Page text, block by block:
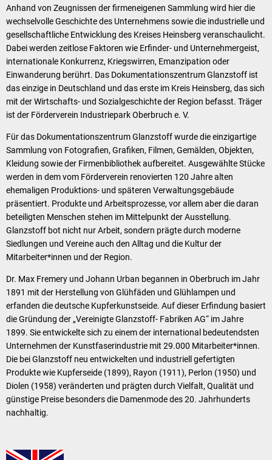
Anhand von Zeugnissen der firmeneigenen Sammlung wird hier die
wechsel­volle Geschichte des Unternehmens sowie die industrielle und
gesellschaftliche Entwicklung des Kreises Heinsberg veranschaulicht.
Dabei werden zeitlose Faktoren wie Erfinder- und Unternehmer­geist,
internationale Konkurrenz, Kriegswirren, Emanzipation oder
Einwanderung berührt. Das Dokumentationszentrum Glanzstoff ist
das einzige in Deutschland und das erste im Kreis Heinsberg, das sich
mit der Wirtschafts- und Sozialgeschichte der Region befasst. Träger
ist der Förderverein Industriepark Oberbruch e. V.
Für das Dokumentationszentrum Glanzstoff wurde die einzigartige
Sammlung von Fotografien, Grafiken, Filmen, Gemälden, Objekten,
Kleidung sowie der Firmenbibliothek aufbereitet. Ausgewählte Stücke
werden in dem vom Förderverein renovierten 120 Jahre alten
ehemaligen Produktions- und späteren Verwaltungsgebäude
präsentiert. Produkte und Arbeitsprozesse, vor allem aber die daran
beteiligten Menschen stehen im Mittelpunkt der Ausstellung.
Glanzstoff bot nicht nur Arbeit, sondern prägte durch moderne
Siedlungen und Vereine auch den Alltag und die Kultur der
Mitarbeiter*innen und der Region.
Dr. Max Fremery und Johann Urban begannen in Oberbruch im Jahr
1891 mit der Herstellung von Glühfäden und Glühlampen und
erfanden die deutsche Kupferkunstseide. Auf dieser Erfindung basiert
die Gründung der „Vereinigte Glanzstoff- Fabriken AG“ im Jahre
1899. Sie entwickelte sich zu einem der international bedeutendsten
Unternehmen der Kunstfaserindustrie mit 29.000 Mitarbeiter*innen.
Die bei Glanzstoff neu entwickelten und industriell gefertigten
Produkte wie Kupferseide (1899), Rayon (1911), Perlon (1950) und
Diolen (1958) veränderten und prägten durch Vielfalt, Qualität und
günstige Preise besonders die Damenmode des 20. Jahr­hunderts
nachhaltig.